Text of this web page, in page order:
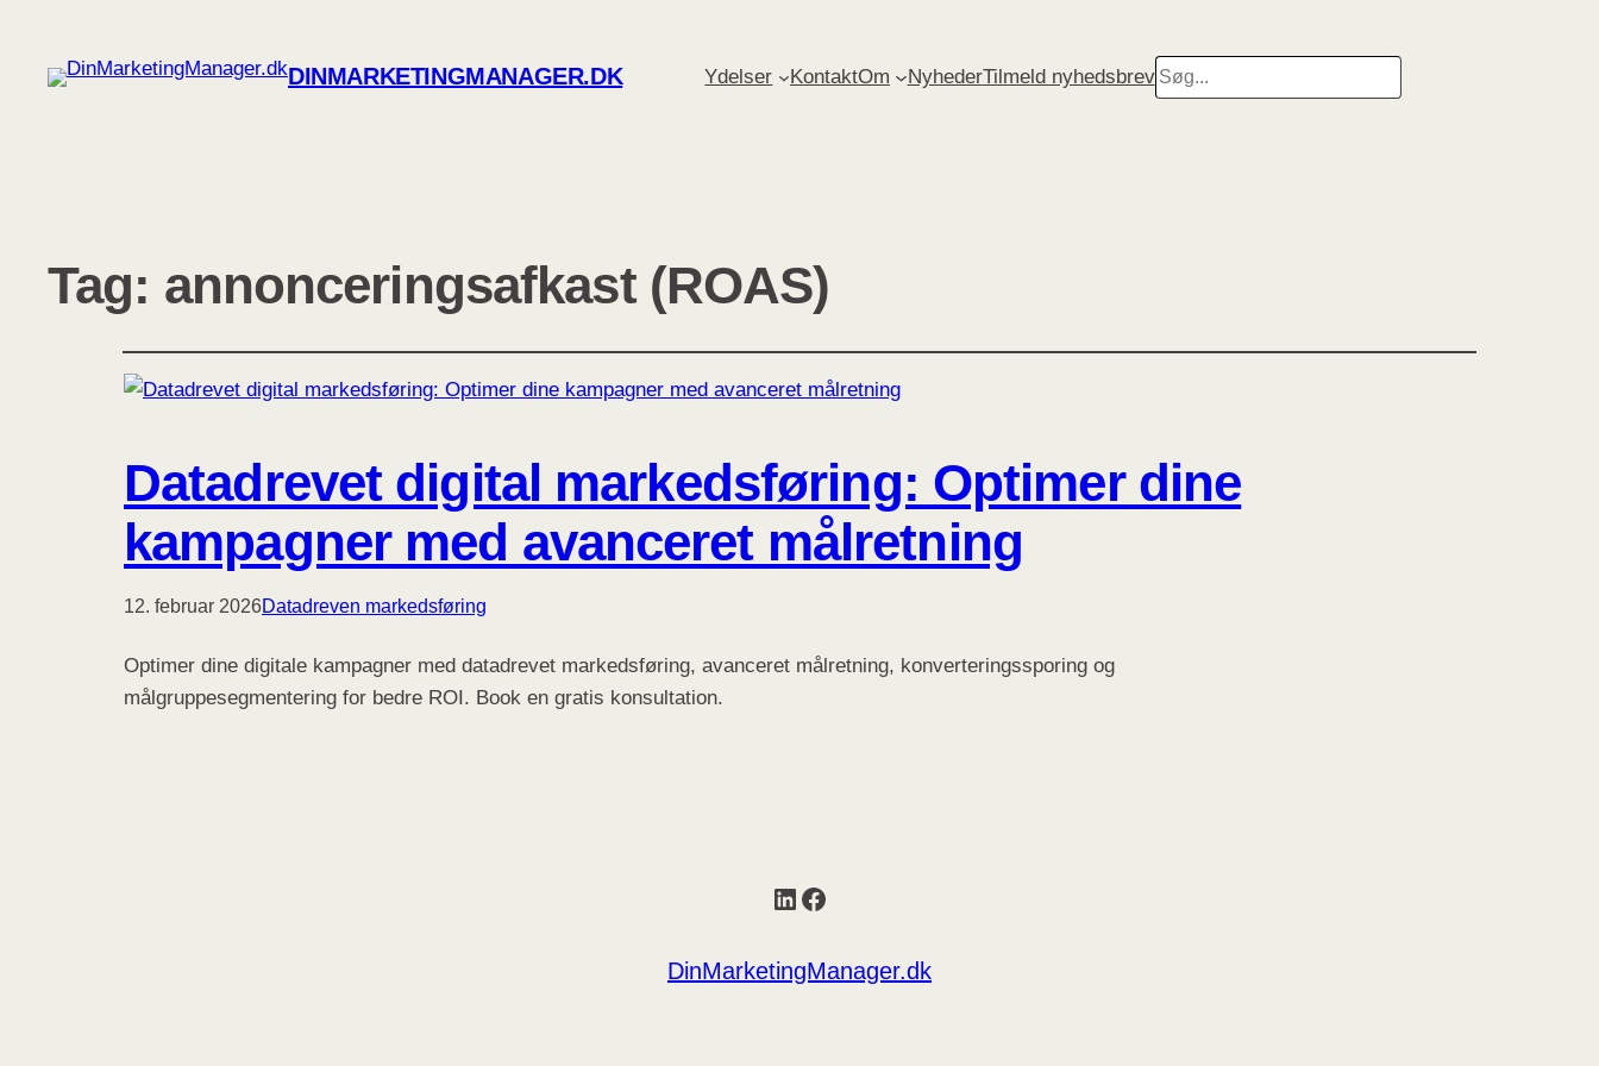
DINMARKETINGMANAGER.DK Ydelser KontaktOm NyhederTilmeld nyhedsbrevSearch
Tag: annonceringsafkast (ROAS)
Datadrevet digital markedsføring: Optimer dine
kampagner med avanceret målretning
12. februar 2026Datadreven markedsføring
Optimer dine digitale kampagner med datadrevet markedsføring, avanceret målretning, konverteringssporing og
målgruppesegmentering for bedre ROI. Book en gratis konsultation.
LinkedIn
Facebook
DinMarketingManager.dk